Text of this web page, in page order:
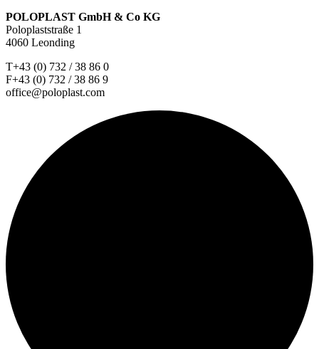
POLOPLAST GmbH & Co KG
Poloplaststraße 1
4060 Leonding
T+43 (0) 732 / 38 86 0
F+43 (0) 732 / 38 86 9
office@poloplast.com